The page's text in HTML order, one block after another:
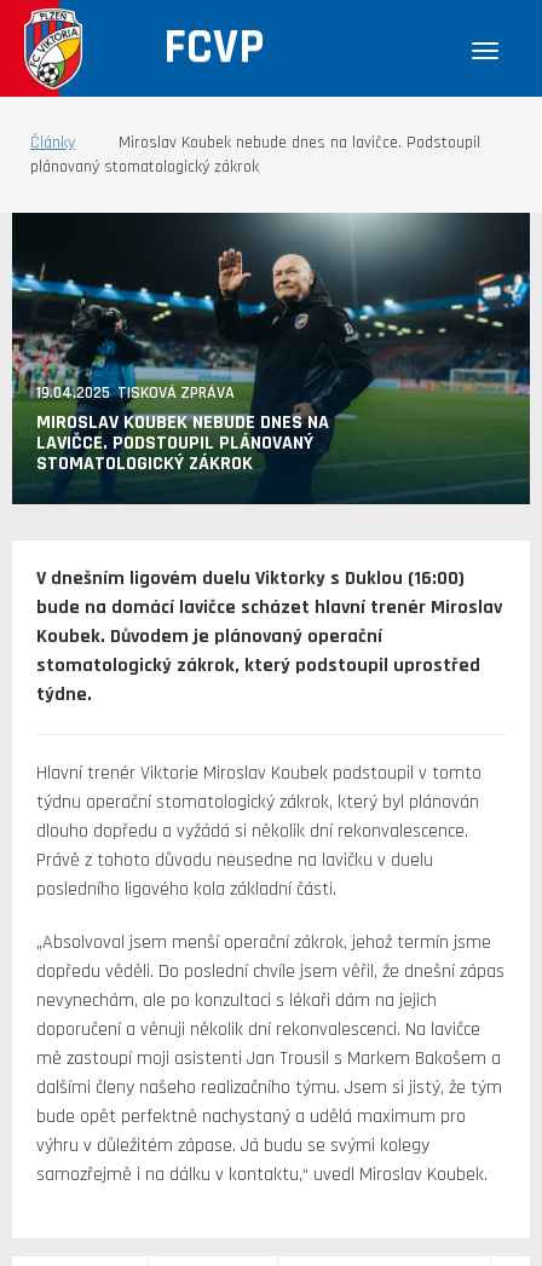
FCVP
Články
Miroslav Koubek nebude dnes na lavičce. Podstoupil
plánovaný stomatologický zákrok
19.04.2025 TISKOVÁ ZPRÁVA
MIROSLAV KOUBEK NEBUDE DNES NA
LAVIČCE. PODSTOUPIL PLÁNOVANÝ
STOMATOLOGICKÝ ZÁKROK
V dnešním ligovém duelu Viktorky s Duklou (16:00)
bude na domácí lavičce scházet hlavní trenér Miroslav
Koubek. Důvodem je plánovaný operační
stomatologický zákrok, který podstoupil uprostřed
týdne.
Hlavní trenér Viktorie Miroslav Koubek podstoupil v tomto
týdnu operační stomatologický zákrok, který byl plánován
dlouho dopředu a vyžádá si několik dní rekonvalescence.
Právě z tohoto důvodu neusedne na lavičku v duelu
posledního ligového kola základní části.
„Absolvoval jsem menší operační zákrok, jehož termín jsme
dopředu věděli. Do poslední chvíle jsem věřil, že dnešní zápas
nevynechám, ale po konzultaci s lékaři dám na jejich
doporučení a věnuji několik dní rekonvalescenci. Na lavičce
mě zastoupí moji asistenti Jan Trousil s Markem Bakošem a
dalšími členy našeho realizačního týmu. Jsem si jistý, že tým
bude opět perfektně nachystaný a udělá maximum pro
výhru v důležitém zápase. Já budu se svými kolegy
samozřejmě i na dálku v kontaktu,“ uvedl Miroslav Koubek.